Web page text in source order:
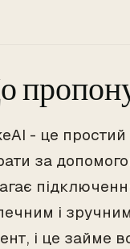
- це
за
і
і це займе